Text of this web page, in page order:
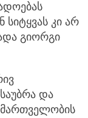
სიტყვას კი არ
გიორგი
და